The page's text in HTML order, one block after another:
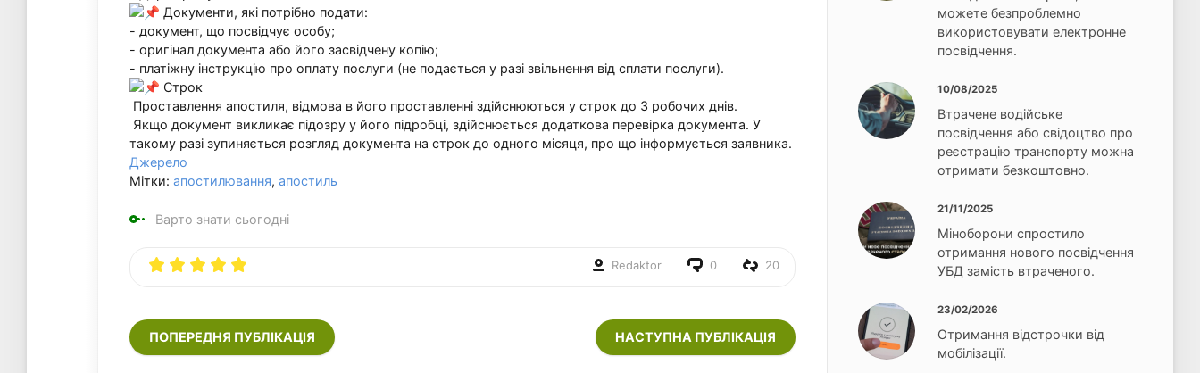
Документи, які потрібно подати:
- документ, що посвідчує особу;
- оригінал документа або його засвідчену копію;
- платіжну інструкцію про оплату послуги (не подається у разі звільнення від сплати послуги).
Строк
Проставлення апостиля, відмова в його проставленні здійснюються у строк до 3 робочих днів.
Якщо документ викликає підозру у його підробці, здійснюється додаткова перевірка документа. У
такому разі зупиняється розгляд документа на строк до одного місяця, про що інформується заявника.
Джерело
Мітки: апостилювання, апостиль
Варто знати сьогодні
Redaktor 0 20
ПОПЕРЕДНЯ ПУБЛІКАЦІЯ НАСТУПНА ПУБЛІКАЦІЯ
можете безпроблемно
використовувати електронне
посвідчення.
10/08/2025
Втрачене водійське
посвідчення або свідоцтво про
реєстрацію транспорту можна
отримати безкоштовно.
21/11/2025
Міноборони спростило
отримання нового посвідчення
УБД замість втраченого.
23/02/2026
Отримання відстрочки від
мобілізації.